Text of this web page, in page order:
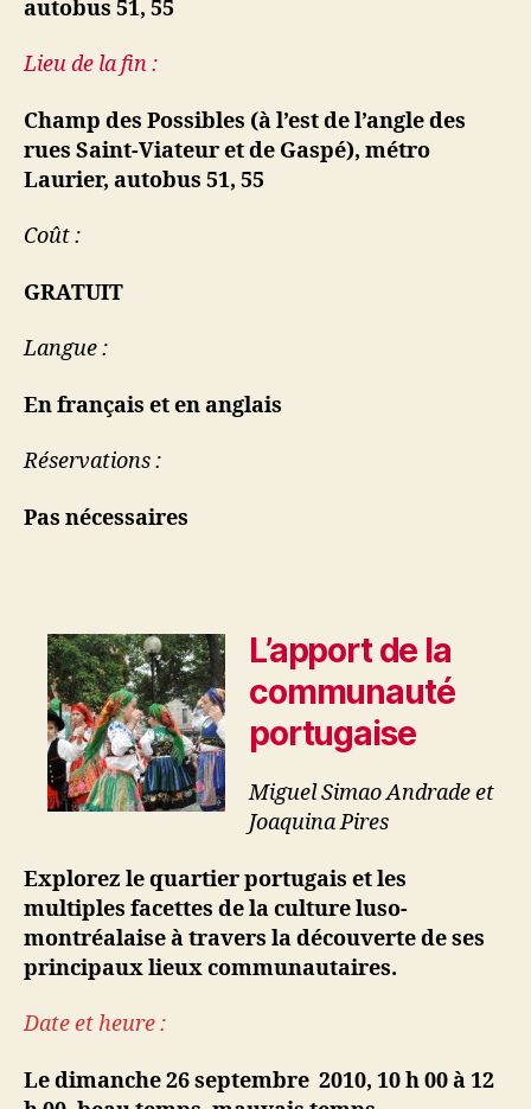
autobus 51, 55
Lieu de la fin :
Champ des Possibles (à l’est de l’angle des
rues Saint-Viateur et de Gaspé), métro
Laurier, autobus 51, 55
Coût :
GRATUIT
Langue :
En français et en anglais
Réservations :
Pas nécessaires
L’apport de la
communauté
portugaise
Miguel Simao Andrade et
Joaquina Pires
Explorez le quartier portugais et les
multiples facettes de la culture luso-
montréalaise à travers la découverte de ses
principaux lieux communautaires.
Date et heure :
Le dimanche 26 septembre 2010, 10 h 00 à 12